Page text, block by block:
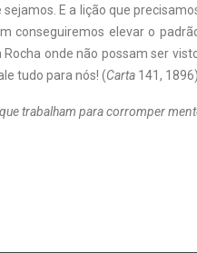
E a lição que
conseguiremos elevar o
onde não possam ser
tudo para nós! (Carta 141, 1896).
trabalham para corromper